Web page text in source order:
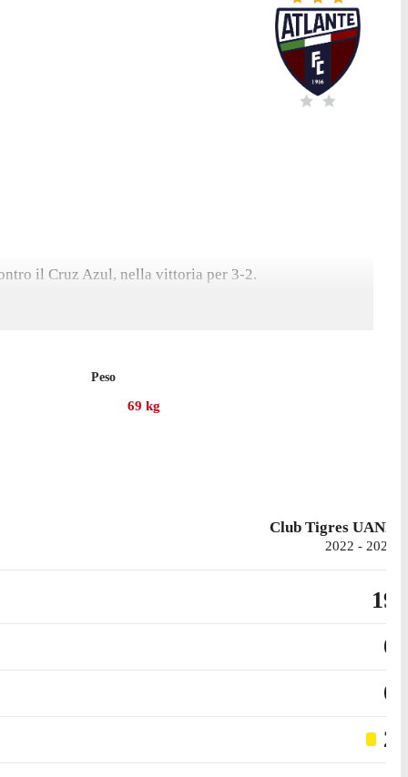
il Cruz Azul, nella vittoria per 3-2.
Peso
69 kg
Club Tigres UANL
2022 - 2025
19
0
0
2